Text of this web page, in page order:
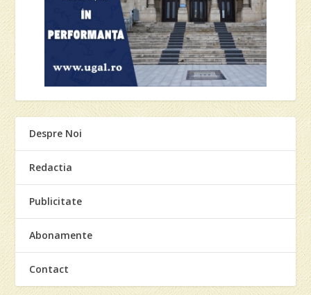
Despre Noi
Redactia
Publicitate
Abonamente
Contact